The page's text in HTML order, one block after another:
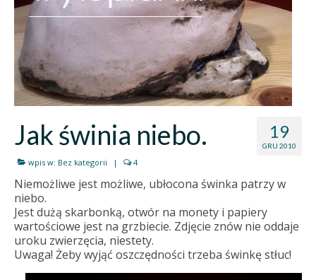
19
GRU 2010
Jak świnia niebo.
wpis w: Bez kategorii | 4
Niemożliwe jest możliwe, ubłocona świnka patrzy w
niebo.
Jest dużą skarbonką, otwór na monety i papiery
wartościowe jest na grzbiecie. Zdjęcie znów nie oddaje
uroku zwierzęcia, niestety.
Uwaga! Żeby wyjąć oszczędności trzeba świnkę stłuc!